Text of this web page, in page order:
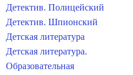
Детектив. Полицейский
Детектив. Шпионский
Детская литература
Детская литература.
Образовательная